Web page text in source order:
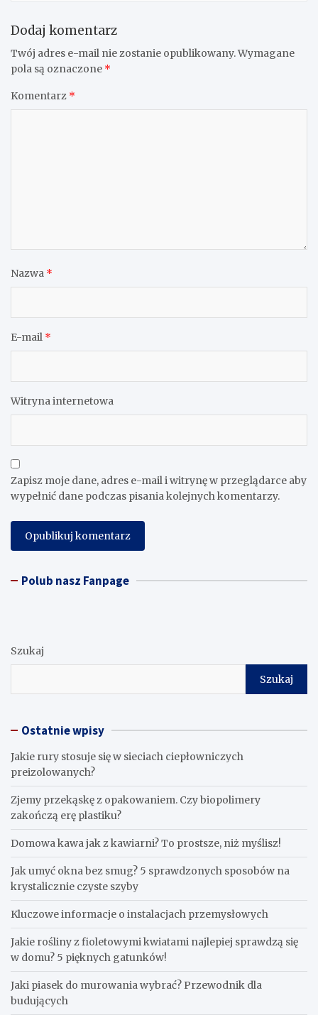
Dodaj komentarz
Twój adres e-mail nie zostanie opublikowany.Wymagane
pola są oznaczone *
Komentarz *
Nazwa *
E-mail *
Witryna internetowa
Zapisz moje dane, adres e-mail i witrynę w przeglądarce aby
wypełnić dane podczas pisania kolejnych komentarzy.
Polub nasz Fanpage
Szukaj
Szukaj
Ostatnie wpisy
Jakie rury stosuje się w sieciach ciepłowniczych
preizolowanych?
Zjemy przekąskę z opakowaniem. Czy biopolimery
zakończą erę plastiku?
​Domowa kawa jak z kawiarni? To prostsze, niż myślisz!
Jak umyć okna bez smug? 5 sprawdzonych sposobów na
krystalicznie czyste szyby
Kluczowe informacje o instalacjach przemysłowych
Jakie rośliny z fioletowymi kwiatami najlepiej sprawdzą się
w domu? 5 pięknych gatunków!
Jaki piasek do murowania wybrać? Przewodnik dla
budujących